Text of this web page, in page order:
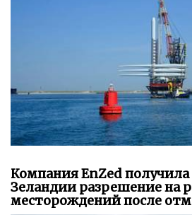
Компания EnZed
Зеландии разрешение на
месторождений после